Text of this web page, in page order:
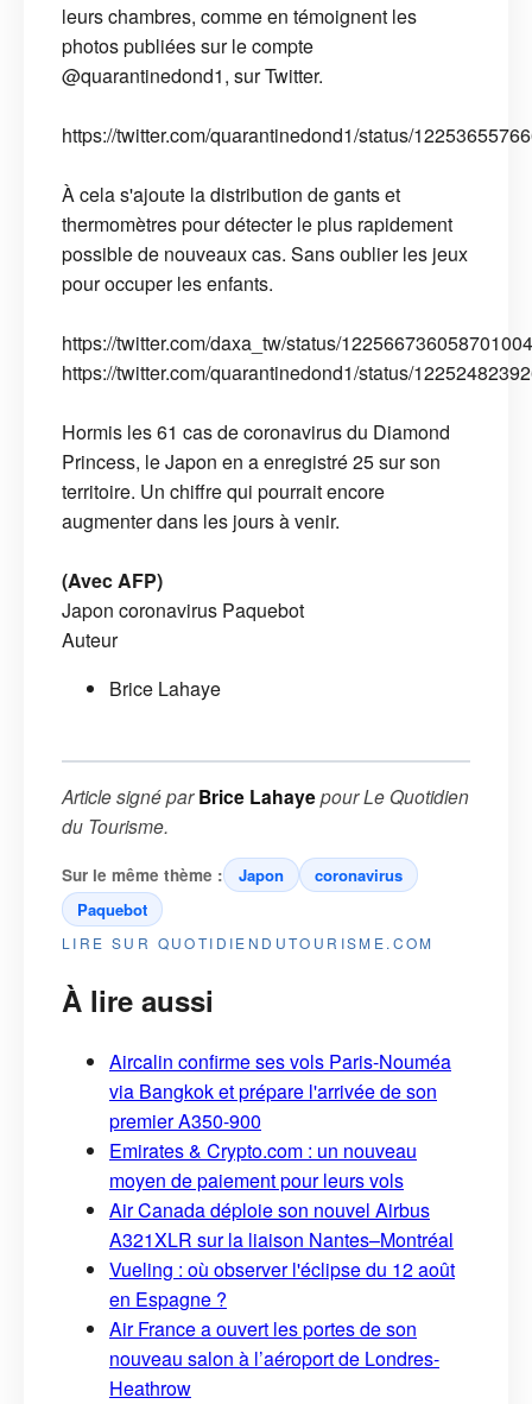
leurs chambres, comme en témoignent les
photos publiées sur le compte
@quarantinedond1, sur Twitter.
https://twitter.com/quarantinedond1/status/
À cela s'ajoute la distribution de gants et
thermomètres pour détecter le plus rapidement
possible de nouveaux cas. Sans oublier les jeux
pour occuper les enfants.
https://twitter.com/daxa_tw/status/
https://twitter.com/quarantinedond1/status/
Hormis les 61 cas de coronavirus du Diamond
Princess, le Japon en a enregistré 25 sur son
territoire. Un chiffre qui pourrait encore
augmenter dans les jours à venir.
(Avec AFP)
Japon coronavirus Paquebot
Auteur
Brice Lahaye
Article signé parBrice LahayepourLe Quotidien
du Tourisme.
Sur le même thème : Japon
coronavirus
Paquebot
LIRE SUR QUOTIDIENDUTOURISME.COM
À lire aussi
Aircalin confirme ses vols Paris-Nouméa
via Bangkok et prépare l'arrivée de son
premier A350-900
Emirates & Crypto.com : un nouveau
moyen de paiement pour leurs vols
Air Canada déploie son nouvel Airbus
A321XLR sur la liaison Nantes–Montréal
Vueling : où observer l'éclipse du 12 août
en Espagne ?
Air France a ouvert les portes de son
nouveau salon à l’aéroport de Londres-
Heathrow